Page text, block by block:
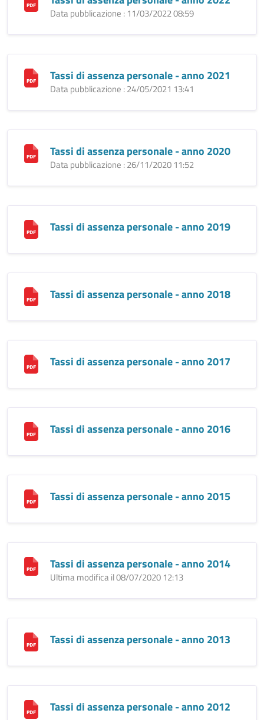
Data pubblicazione : 11/03/2022 08:59
Tassi di assenza personale - anno 2021
Data pubblicazione : 24/05/2021 13:41
Tassi di assenza personale - anno 2020
Data pubblicazione : 26/11/2020 11:52
Tassi di assenza personale - anno 2019
Tassi di assenza personale - anno 2018
Tassi di assenza personale - anno 2017
Tassi di assenza personale - anno 2016
Tassi di assenza personale - anno 2015
Tassi di assenza personale - anno 2014
Ultima modifica il 08/07/2020 12:13
Tassi di assenza personale - anno 2013
Tassi di assenza personale - anno 2012